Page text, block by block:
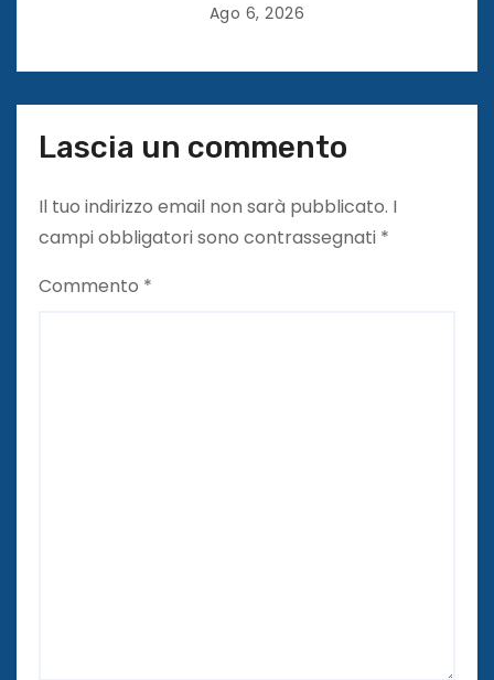
Ago 6, 2026
Lascia un commento
Il tuo indirizzo email non sarà pubblicato. I
campi obbligatori sono contrassegnati *
Commento *